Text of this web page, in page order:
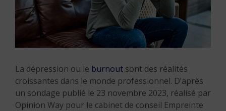
La dépression ou le burnout sont des réalités
croissantes dans le monde professionnel. D’après
un sondage publié le 23 novembre 2023, réalisé par
Opinion Way pour le cabinet de conseil Empreinte